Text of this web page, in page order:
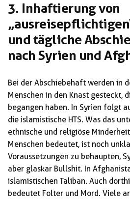
3. Inhaftierung von
und tägliche
nach Syrien und
Bei der Abschiebehaft werden in
Menschen in den Knast gesteckt,
begangen haben. In Syrien folgt
die islamistische HTS. Was das
ethnische und religiöse
Menschen bedeutet, ist noch
Voraussetzungen zu behaupten,
aber glaskar Bullshit. In
islamistischen Taliban. Auch
bedeutet Folter und Mord. Viele